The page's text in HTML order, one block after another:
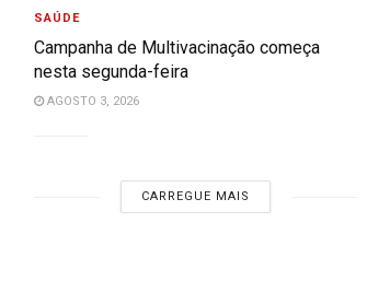
SAÚDE
Campanha de Multivacinação começa
nesta segunda-feira
AGOSTO 3, 2026
CARREGUE MAIS